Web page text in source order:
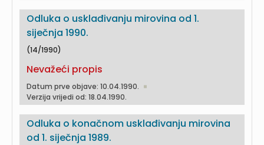
Odluka o usklađivanju mirovina od 1.
siječnja 1990.
(14/1990)
Nevažeći propis
Datum prve objave: 10.04.1990.
Verzija vrijedi od: 18.04.1990.
Odluka o konačnom usklađivanju mirovina
od 1. siječnja 1989.